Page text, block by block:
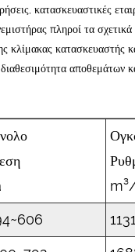
κατασκευαστικές
πληροί τα
κατασκευαστής
αποθεμάτων